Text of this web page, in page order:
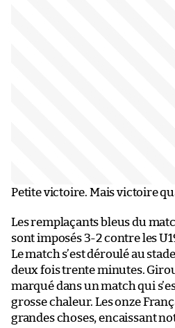
Petite victoire. Mais victoire
Les remplaçants bleus du
sont imposés 3-2 contre les
Le match s’est déroulé au
deux fois trente minutes.
marqué dans un match qui
grosse chaleur. Les onze
grandes choses, encaissant